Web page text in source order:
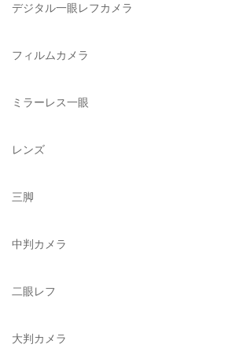
DEKO Elite（デコエリート）
Datacolor（データカラー）
A-POWER (エー・パワー)
ACQUAPAZZA（アクアパッツァ）
AGFA（アグフア）
ALPA（アルパ）
デジタル一眼レフカメラ
フィルムカメラ
ミラーレス一眼
レンズ
三脚
中判カメラ
二眼レフ
大判カメラ